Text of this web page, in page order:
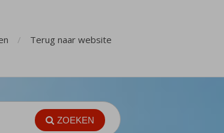
Terug naar website
ZOEKEN